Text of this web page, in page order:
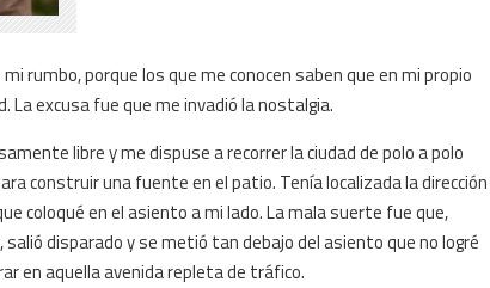
rumbo, porque los que me conocen saben que en mi propio
La excusa fue que me invadió la nostalgia.
libre y me dispuse a recorrer la ciudad de polo a polo
construir una fuente en el patio. Tenía localizada la dirección
coloqué en el asiento a mi lado. La mala suerte fue que,
disparado y se metió tan debajo del asiento que no logré
en aquella avenida repleta de tráfico.